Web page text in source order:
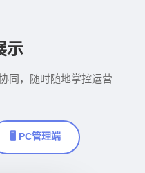
示
同，随时随地掌控运营
🖥️ PC管理端